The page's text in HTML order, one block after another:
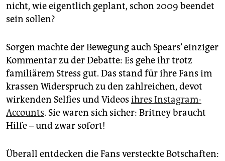
nicht, wie eigentlich geplant, schon 2009 beendet
sein sollen?
Sorgen machte der Bewegung auch Spears’ einziger
Kommentar zu der Debatte: Es gehe ihr trotz
familiärem Stress gut. Das stand für ihre Fans im
krassen Widerspruch zu den zahlreichen, devot
wirkenden Selfies und Videos ihres Instagram-
Accounts. Sie waren sich sicher: Britney braucht
Hilfe – und zwar sofort!
Überall entdecken die Fans versteckte Botschaften: